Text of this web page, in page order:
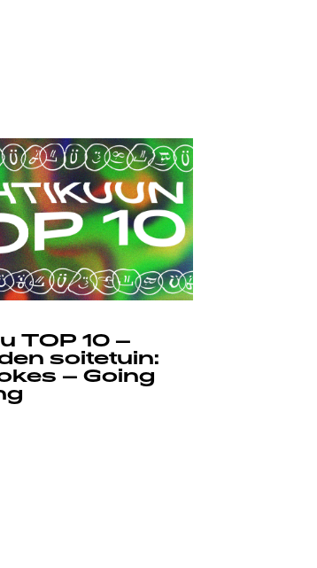
TOP 10 –
soitetuin:
– Going